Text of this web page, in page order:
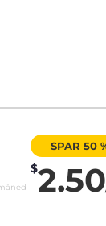
SPAR 50
$2.50